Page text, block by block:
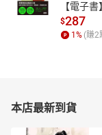
【電子書】
$287
1 % (賺2
本店最新到貨